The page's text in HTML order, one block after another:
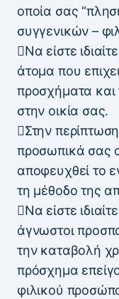
οποία σας
συγγενικών –
Να είστε
άτομα που
προσχήματα και
στην οικία σας.
Στην
προσωπικά σας
αποφευχθεί το
τη μέθοδο της
Να είστε
άγνωστοι
την καταβολή
πρόσχημα
φιλικού